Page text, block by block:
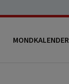
MONDKALENDER